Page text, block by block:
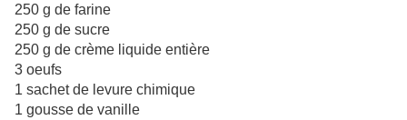
250 g de farine
250 g de sucre
250 g de crème liquide entière
3 oeufs
1 sachet de levure chimique
1 gousse de vanille